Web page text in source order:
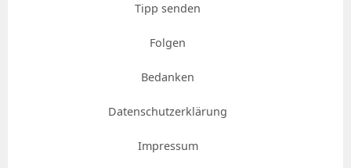
Tipp senden
Folgen
Bedanken
Datenschutzerklärung
Impressum